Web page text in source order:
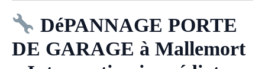
DéPANNAGE PORTE
DE GARAGE à Mallemort